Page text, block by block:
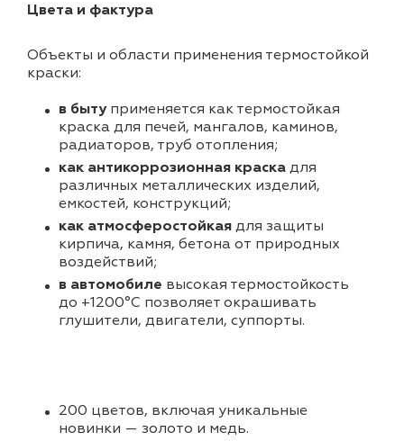
Цвета и фактура
Объекты и области применения термостойкой
краски:
в быту применяется как термостойкая
краска для печей, мангалов, каминов,
радиаторов, труб отопления;
как антикоррозионная краска для
различных металлических изделий,
емкостей, конструкций;
как атмосферостойкая для защиты
кирпича, камня, бетона от природных
воздействий;
в автомобиле высокая термостойкость
до +1200°С позволяет окрашивать
глушители, двигатели, суппорты.
200 цветов, включая уникальные
новинки — золото и медь.